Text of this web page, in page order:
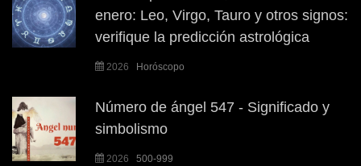
enero: Leo, Virgo, Tauro y otros signos:
verifique la predicción astrológica
2026 Horóscopo
Número de ángel 547 - Significado y
simbolismo
2026 500-999